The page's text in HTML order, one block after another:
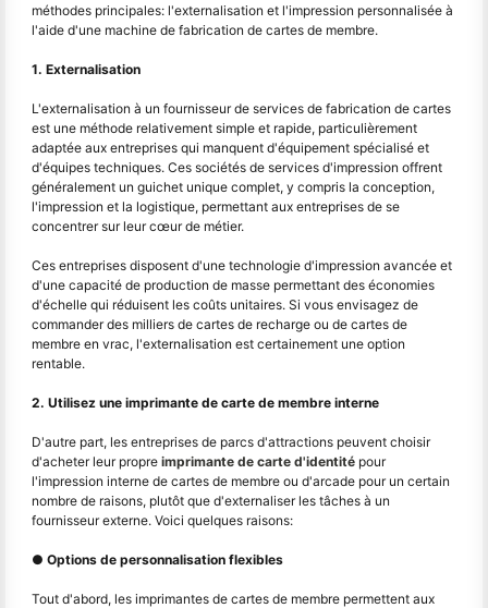
méthodes principales: l'externalisation et l'impression personnalisée à
l'aide d'une machine de fabrication de cartes de membre.
1. Externalisation
L'externalisation à un fournisseur de services de fabrication de cartes
est une méthode relativement simple et rapide, particulièrement
adaptée aux entreprises qui manquent d'équipement spécialisé et
d'équipes techniques. Ces sociétés de services d'impression offrent
généralement un guichet unique complet, y compris la conception,
l'impression et la logistique, permettant aux entreprises de se
concentrer sur leur cœur de métier.
Ces entreprises disposent d'une technologie d'impression avancée et
d'une capacité de production de masse permettant des économies
d'échelle qui réduisent les coûts unitaires. Si vous envisagez de
commander des milliers de cartes de recharge ou de cartes de
membre en vrac, l'externalisation est certainement une option
rentable.
2. Utilisez une imprimante de carte de membre interne
D'autre part, les entreprises de parcs d'attractions peuvent choisir
d'acheter leur propre imprimante de carte d'identité pour
l'impression interne de cartes de membre ou d'arcade pour un certain
nombre de raisons, plutôt que d'externaliser les tâches à un
fournisseur externe. Voici quelques raisons:
● Options de personnalisation flexibles
Tout d'abord, les imprimantes de cartes de membre permettent aux